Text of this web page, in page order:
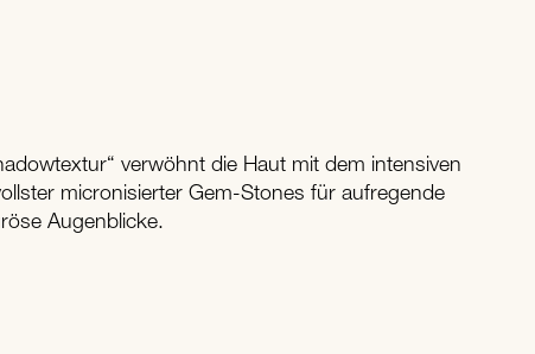
verwöhnt die Haut mit dem intensiven
micronisierter Gem-Stones für aufregende
Augenblicke.